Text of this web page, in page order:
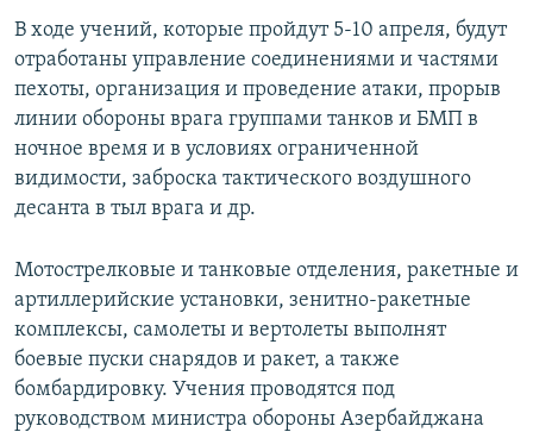
Русский
Все сайты Радио Азатутюн
В ходе учений, которые пройдут 5-10 апреля, будут
отработаны управление соединениями и частями
пехоты, организация и проведение атаки, прорыв
линии обороны врага группами танков и БМП в
ночное время и в условиях ограниченной
видимости, заброска тактического воздушного
десанта в тыл врага и др.
Мотострелковые и танковые отделения, ракетные и
артиллерийские установки, зенитно-ракетные
комплексы, самолеты и вертолеты выполнят
боевые пуски снарядов и ракет, а также
бомбардировку. Учения проводятся под
руководством министра обороны Азербайджана